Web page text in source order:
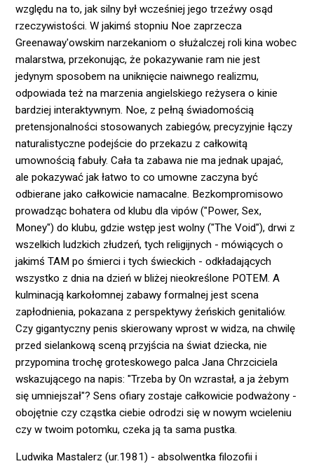
względu na to, jak silny był wcześniej jego trzeźwy osąd
rzeczywistości. W jakimś stopniu Noe zaprzecza
Greenaway'owskim narzekaniom o służalczej roli kina wobec
malarstwa, przekonując, że pokazywanie ram nie jest
jedynym sposobem na uniknięcie naiwnego realizmu,
odpowiada też na marzenia angielskiego reżysera o kinie
bardziej interaktywnym. Noe, z pełną świadomością
pretensjonalności stosowanych zabiegów, precyzyjnie łączy
naturalistyczne podejście do przekazu z całkowitą
umownością fabuły. Cała ta zabawa nie ma jednak upajać,
ale pokazywać jak łatwo to co umowne zaczyna być
odbierane jako całkowicie namacalne. Bezkompromisowo
prowadząc bohatera od klubu dla vipów ("Power, Sex,
Money") do klubu, gdzie wstęp jest wolny ("The Void"), drwi z
wszelkich ludzkich złudzeń, tych religijnych - mówiących o
jakimś TAM po śmierci i tych świeckich - odkładających
wszystko z dnia na dzień w bliżej nieokreślone POTEM. A
kulminacją karkołomnej zabawy formalnej jest scena
zapłodnienia, pokazana z perspektywy żeńskich genitaliów.
Czy gigantyczny penis skierowany wprost w widza, na chwilę
przed sielankową sceną przyjścia na świat dziecka, nie
przypomina trochę groteskowego palca Jana Chrzciciela
wskazującego na napis: "Trzeba by On wzrastał, a ja żebym
się umniejszał"? Sens ofiary zostaje całkowicie podważony -
obojętnie czy cząstka ciebie odrodzi się w nowym wcieleniu
czy w twoim potomku, czeka ją ta sama pustka.
Ludwika Mastalerz (ur.1981) - absolwentka filozofii i